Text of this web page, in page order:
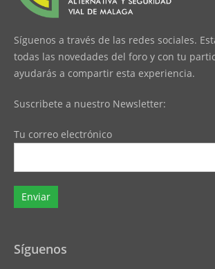
Síguenos a través de las redes sociales.
todas las novedades del foro y con tu
ayudarás a compartir esta experiencia.
Suscribete a nuestro Newsletter:
Tu correo electrónico
Síguenos